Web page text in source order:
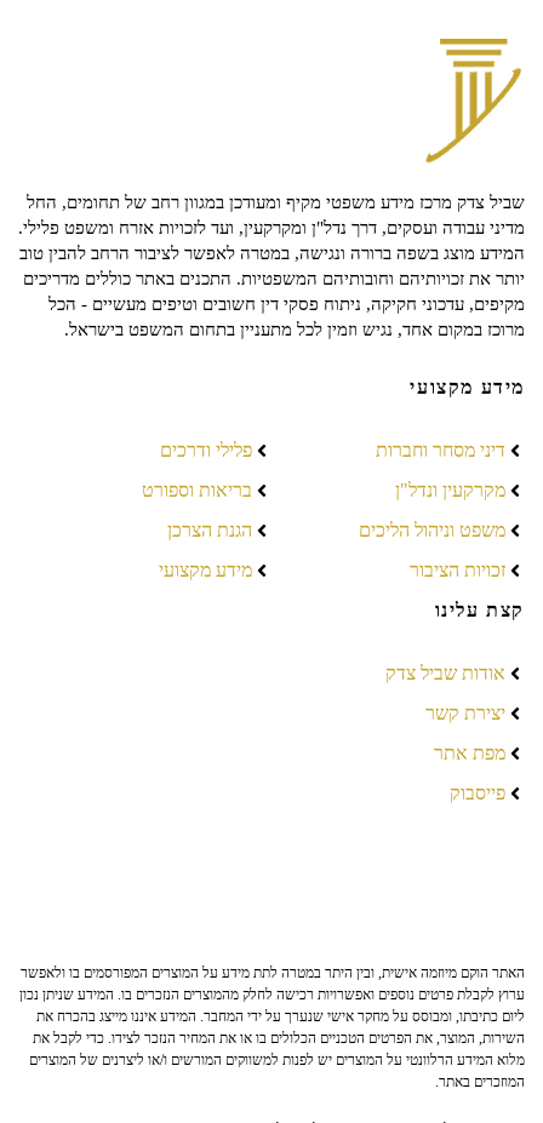
שביל צדק מרכז מידע משפטי מקיף ומעודכן במגוון רחב של תחומים, החל
מדיני עבודה ועסקים, דרך נדל"ן ומקרקעין, ועד לזכויות אזרח ומשפט פלילי.
המידע מוצג בשפה ברורה ונגישה, במטרה לאפשר לציבור הרחב להבין טוב
יותר את זכויותיהם וחובותיהם המשפטיות. התכנים באתר כוללים מדריכים
מקיפים, עדכוני חקיקה, ניתוח פסקי דין חשובים וטיפים מעשיים - הכל
מרוכז במקום אחד, נגיש וזמין לכל מתעניין בתחום המשפט בישראל.
מידע מקצועי
דיני מסחר וחברות
מקרקעין ונדל"ן
משפט וניהול הליכים
זכויות הציבור
פלילי ודרכים
בריאות וספורט
הגנת הצרכן
מידע מקצועי
קצת עלינו
אודות שביל צדק
יצירת קשר
מפת אתר
פייסבוק
האתר הוקם מיוזמה אישית, ובין היתר במטרה לתת מידע על המוצרים המפורסמים בו ולאפשר
ערוץ לקבלת פרטים נוספים ואפשרויות רכישה לחלק מהמוצרים הנזכרים בו. המידע שניתן נכון
ליום כתיבתו, ומבוסס על מחקר אישי שנערך על ידי המחבר. המידע איננו מייצג בהכרח את
השירות, המוצר, את הפרטים הטכניים הכלולים בו או את המחיר הנזכר לצידו. כדי לקבל את
מלוא המידע הרלוונטי על המוצרים יש לפנות למשווקים המורשים ו/או ליצרנים של המוצרים
המוזכרים באתר.